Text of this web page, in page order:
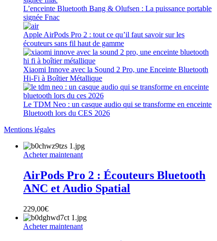
L’enceinte Bluetooth Bang & Olufsen : La puissance portable
signée Fnac
Apple AirPods Pro 2 : tout ce qu’il faut savoir sur les
écouteurs sans fil haut de gamme
Xiaomi Innove avec la Sound 2 Pro, une Enceinte Bluetooth
Hi-Fi à Boîtier Métallique
Le TDM Neo : un casque audio qui se transforme en enceinte
Bluetooth lors du CES 2026
Mentions légales
Acheter maintenant
AirPods Pro 2 : Écouteurs Bluetooth
ANC et Audio Spatial
229,00€
Acheter maintenant